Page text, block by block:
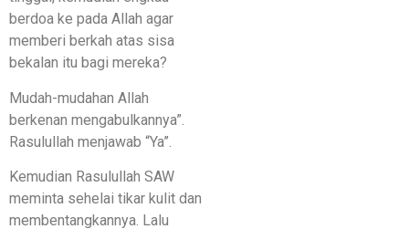
berdoa ke pada Allah agar
memberi berkah atas sisa
bekalan itu bagi mereka?
Mudah-mudahan Allah
berkenan mengabulkannya”.
Rasulullah menjawab “Ya”.
Kemudian Rasulullah SAW
meminta sehelai tikar kulit dan
membentangkannya. Lalu